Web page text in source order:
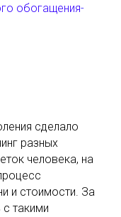
обогащения-
сделало
разных
человека, на
и стоимости. За
такими